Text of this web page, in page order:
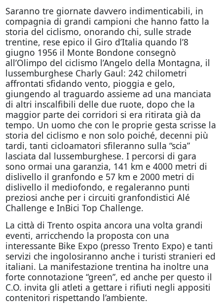
Saranno tre giornate davvero indimenticabili, in
compagnia di grandi campioni che hanno fatto la
storia del ciclismo, onorando chi, sulle strade
trentine, rese epico il Giro d’Italia quando l’8
giugno 1956 il Monte Bondone consegnò
all’Olimpo del ciclismo l’Angelo della Montagna, il
lussemburghese Charly Gaul: 242 chilometri
affrontati sfidando vento, pioggia e gelo,
giungendo al traguardo assieme ad una manciata
di altri inscalfibili delle due ruote, dopo che la
maggior parte dei corridori si era ritirata già da
tempo. Un uomo che con le proprie gesta scrisse la
storia del ciclismo e non solo poiché, decenni più
tardi, tanti cicloamatori sfileranno sulla “scia”
lasciata dal lussemburghese. I percorsi di gara
sono ormai una garanzia, 141 km e 4000 metri di
dislivello il granfondo e 57 km e 2000 metri di
dislivello il mediofondo, e regaleranno punti
preziosi anche per i circuiti granfondistici Alé
Challenge e InBici Top Challenge.
La città di Trento ospita ancora una volta grandi
eventi, arricchendo la proposta con una
interessante Bike Expo (presso Trento Expo) e tanti
servizi che ingolosiranno anche i turisti stranieri ed
italiani. La manifestazione trentina ha inoltre una
forte connotazione “green”, ed anche per questo il
C.O. invita gli atleti a gettare i rifiuti negli appositi
contenitori rispettando l’ambiente.